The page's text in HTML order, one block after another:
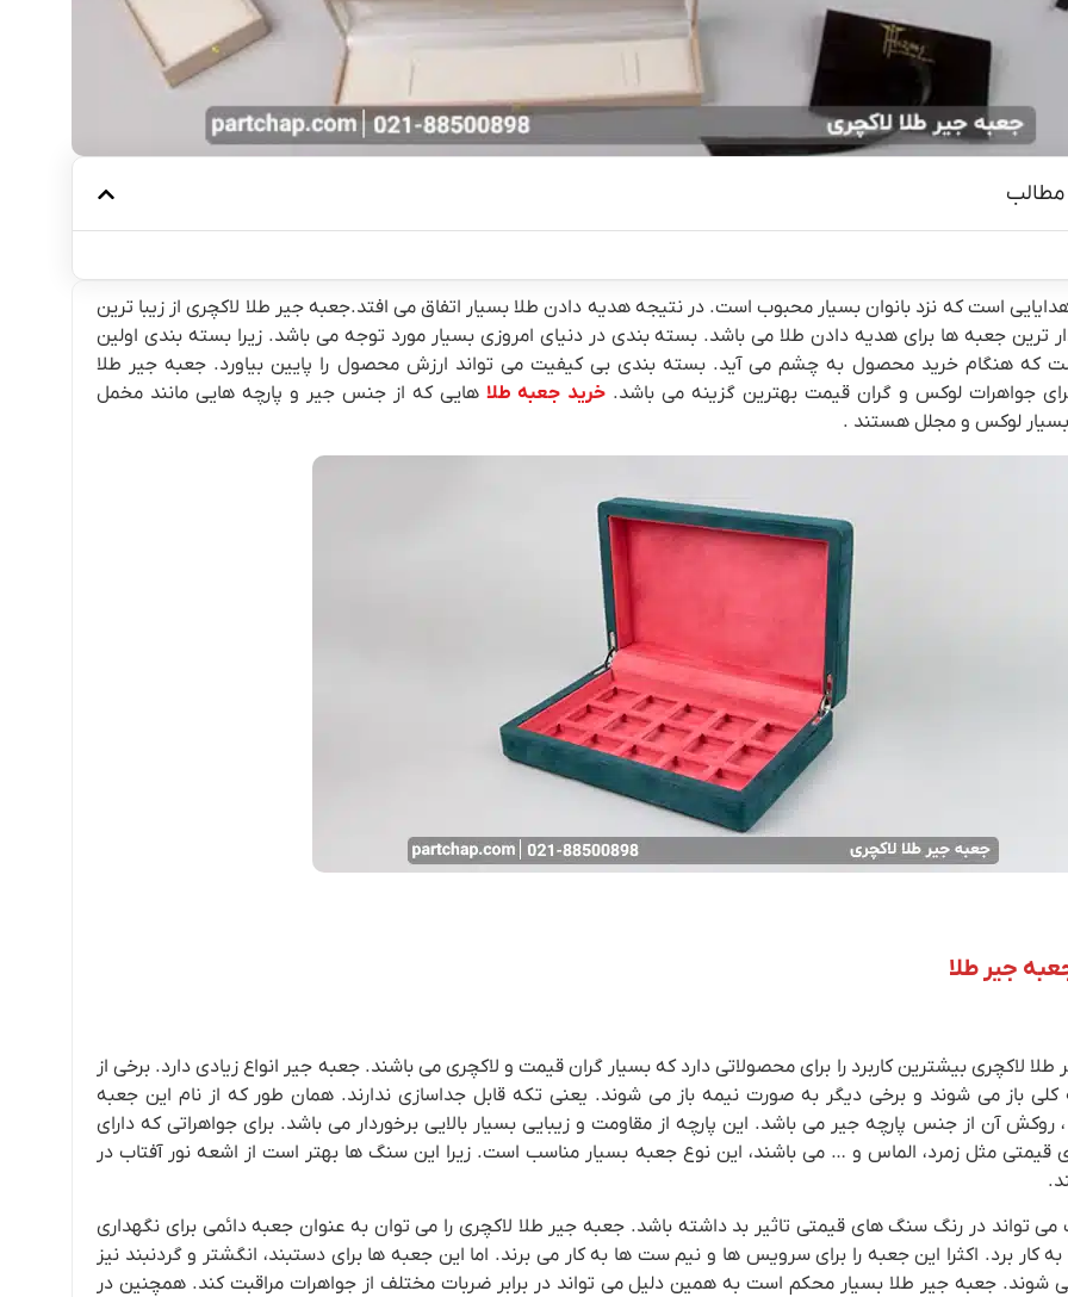
است که نزد بانوان بسیار محبوب است. در نتیجه هدیه دادن طلا بسیار اتفاق می افتد.جعبه جیر طلا لاکچری از زیبا ترین
ترین جعبه ها برای هدیه دادن طلا می باشد. بسته بندی در دنیای امروزی بسیار مورد توجه می باشد. زیرا بسته بندی اولین
که هنگام خرید محصول به چشم می آید. بسته بندی بی کیفیت می تواند ارزش محصول را پایین بیاورد. جعبه جیر طلا
جواهرات لوکس و گران قیمت بهترین گزینه می باشد.خرید جعبه طلاهایی که از جنس جیر و پارچه هایی مانند مخمل
لوکس و مجلل هستند .
جیر طلا
لاکچری بیشترین کاربرد را برای محصولاتی دارد که بسیار گران قیمت و لاکچری می باشند. جعبه جیر انواع زیادی دارد. برخی از
کلی باز می شوند و برخی دیگر به صورت نیمه باز می شوند. یعنی تکه قابل جداسازی ندارند. همان طور که از نام این جعبه
روکش آن از جنس پارچه جیر می باشد. این پارچه از مقاومت و زیبایی بسیار بالایی برخوردار می باشد. برای جواهراتی که دارای
مثل زمرد، الماس و … می باشند، این نوع جعبه بسیار مناسب است. زیرا این سنگ ها بهتر است از اشعه نور آفتاب در
می تواند در رنگ سنگ های قیمتی تاثیر بد داشته باشد. جعبه جیر طلا لاکچری را می توان به عنوان جعبه دائمی برای نگهداری
کار برد. اکثرا این جعبه را برای سرویس ها و نیم ست ها به کار می برند. اما این جعبه ها برای دستبند، انگشتر و گردنبند نیز
شوند. جعبه جیر طلا بسیار محکم است به همین دلیل می تواند در برابر ضربات مختلف از جواهرات مراقبت کند. همچنین در